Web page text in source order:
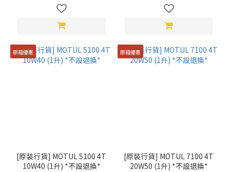
原箱優惠
[原裝行貨] MOTUL 5100 4T
10W40 (1升) *不設退換*
原箱優惠
[原裝行貨] MOTUL 7100 4T
20W50 (1升) *不設退換*